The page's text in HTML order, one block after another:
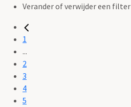
Verander of verwijder een filter
1
...
2
3
4
5